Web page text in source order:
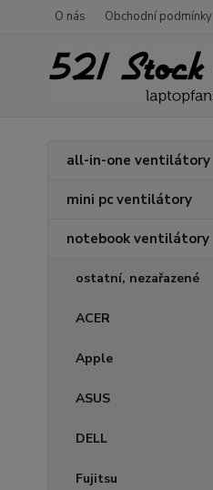
O nás Obchodní podmínky
all-in-one ventilátory
mini pc ventilátory
notebook ventilátory
ostatní, nezařazené
ACER
Apple
ASUS
DELL
Fujitsu